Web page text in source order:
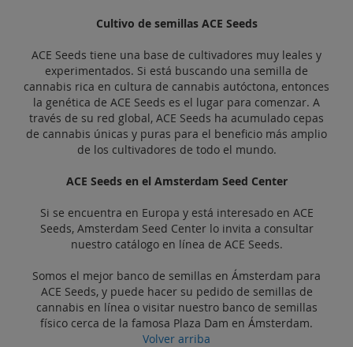
Cultivo de semillas ACE Seeds
ACE Seeds tiene una base de cultivadores muy leales y
experimentados. Si está buscando una semilla de
cannabis rica en cultura de cannabis autóctona, entonces
la genética de ACE Seeds es el lugar para comenzar. A
través de su red global, ACE Seeds ha acumulado cepas
de cannabis únicas y puras para el beneficio más amplio
de los cultivadores de todo el mundo.
ACE Seeds en el Amsterdam Seed Center
Si se encuentra en Europa y está interesado en ACE
Seeds, Amsterdam Seed Center lo invita a consultar
nuestro catálogo en línea de ACE Seeds.
Somos el mejor banco de semillas en Ámsterdam para
ACE Seeds, y puede hacer su pedido de semillas de
cannabis en línea o visitar nuestro banco de semillas
físico cerca de la famosa Plaza Dam en Ámsterdam.
Volver arriba